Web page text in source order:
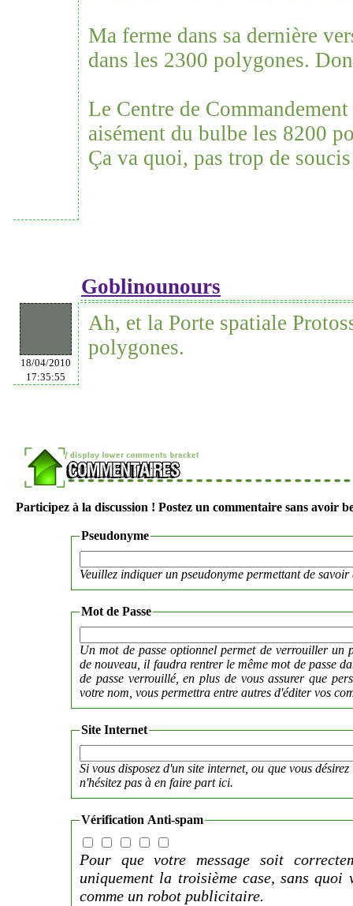
Ma ferme dans sa dernière
dans les 2300 polygones.
Le Centre de
aisément du bulbe les 8200
Ça va quoi, pas trop de
Goblinounours
18/04/2010
17:35:55
Ah, et la Porte spatiale
polygones.
Participez à la discussion ! Postez un commentaire sans avoir
Pseudonyme
Veuillez indiquer un pseudonyme permettant de savoir
Mot de Passe
Un mot de passe optionnel permet de verrouiller un
de nouveau, il faudra rentrer le même mot de passe
de passe verrouillé, en plus de vous assurer que
votre nom, vous permettra entre autres d'éditer vos
Site Internet
Si vous disposez d'un site internet, ou que vous
n'hésitez pas à en faire part ici.
Vérification Anti-spam
Pour que votre message soit
uniquement la troisième case, sans quoi
comme un robot publicitaire.